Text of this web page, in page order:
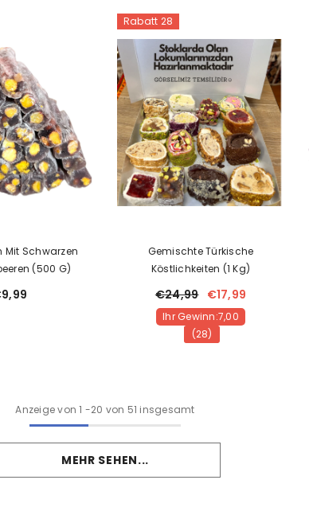
Mit Schwarzen
(500 G)
Rabatt 28
Gemischte Türkische
Köstlichkeiten (1 Kg)
€24,99 €17,99
Ihr Gewinn:7,00
(28)
Anzeige von 1 -20 von 51 insgesamt
MEHR SEHEN...